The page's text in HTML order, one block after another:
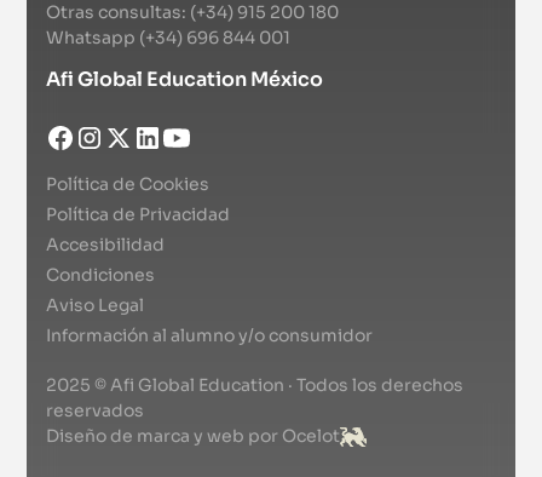
Otras consultas: (+34) 915 200 180
Whatsapp (+34) 696 844 001
Afi Global Education México
Política de Cookies
Política de Privacidad
Accesibilidad
Condiciones
Aviso Legal
Información al alumno y/o consumidor
2025 © Afi Global Education · Todos los derechos
reservados
Diseño de marca y web por Ocelot